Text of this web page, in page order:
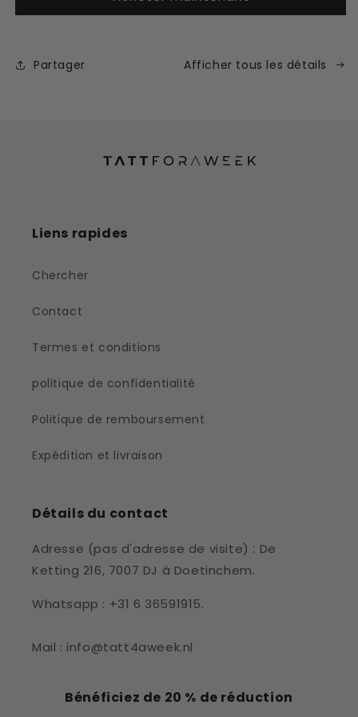
Partager Afficher tous les détails
Liens rapides
Chercher
Contact
Termes et conditions
politique de confidentialité
Politique de remboursement
Expédition et livraison
Détails du contact
Adresse (pas d'adresse de visite) : De
Ketting 216, 7007 DJ à Doetinchem.
Whatsapp : +31 6 36591915.
Mail : info@tatt4aweek.nl
Bénéficiez de 20 % de réduction